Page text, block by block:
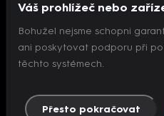
Nepodařilo se
Váš prohlížeč nebo
Bohužel nejsme schopni
ani poskytovat podporu při
těchto systémech.
Přesto pokračovat